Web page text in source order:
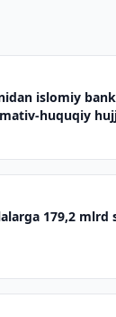
islomiy
huquqiy
179,2 mlrd